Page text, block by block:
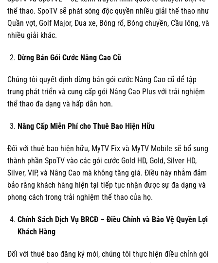
thể thao. SpoTV sẽ phát sóng độc quyền nhiều giải thể thao như
Quần vợt, Golf Major, Đua xe, Bóng rổ, Bóng chuyền, Cầu lông, và
nhiều giải khác.
Dừng Bán Gói Cước Nâng Cao Cũ
Chúng tôi quyết định dừng bán gói cước Nâng Cao cũ để tập
trung phát triển và cung cấp gói Nâng Cao Plus với trải nghiệm
thể thao đa dạng và hấp dẫn hơn.
Nâng Cấp Miễn Phí cho Thuê Bao Hiện Hữu
Đối với thuê bao hiện hữu, MyTV Fix và MyTV Mobile sẽ bổ sung
thành phần SpoTV vào các gói cước Gold HD, Gold, Silver HD,
Silver, VIP, và Nâng Cao mà không tăng giá. Điều này nhằm đảm
bảo rằng khách hàng hiện tại tiếp tục nhận được sự đa dạng và
phong cách trong trải nghiệm thể thao của họ.
Chính Sách Dịch Vụ BRCĐ – Điều Chỉnh và Bảo Vệ Quyền Lợi
Khách Hàng
Đối với thuê bao đăng ký mới, chúng tôi thực hiện điều chỉnh gói